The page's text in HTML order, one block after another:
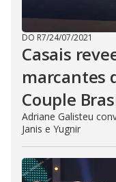
DO R7/24/07/2021
Casais
marcantes
Couple
Adriane Galisteu
Janis e Yugnir